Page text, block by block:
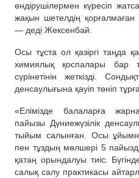
өндірушілермен күресіп
жақын шетелдің
— деді Жексенбай.
Осы тұста ол қазіргі таңда
химиялық қоспалары бар
сүрінетінін жеткізді.
денсаулығына қауіп төніп
«Елімізде балаларға
пайызы Дүниежүзілік
тыйым салынған. Осы
пен тұздың мөлшері 5
қатаң орындалуы тиіс.
салық салу практикасы